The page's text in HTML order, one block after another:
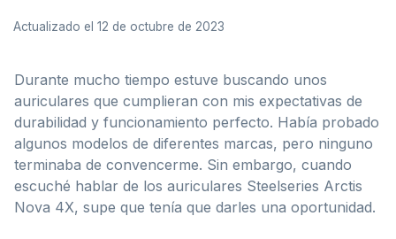
Actualizado el 12 de octubre de 2023
Durante mucho tiempo estuve buscando unos
auriculares que cumplieran con mis expectativas de
durabilidad y funcionamiento perfecto. Había probado
algunos modelos de diferentes marcas, pero ninguno
terminaba de convencerme. Sin embargo, cuando
escuché hablar de los auriculares Steelseries Arctis
Nova 4X, supe que tenía que darles una oportunidad.